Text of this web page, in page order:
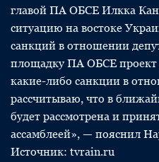
главой ПА ОБСЕ Илкка
ситуацию на востоке
санкций в отношении
площадку ПА ОБСЕ
какие-либо санкции в
рассчитываю, что в
будет рассмотрена и
ассамблеей», — пояснил
Источник: tvrain.ru